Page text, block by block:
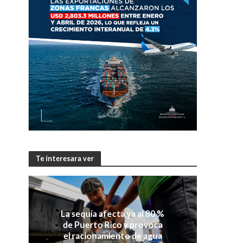
Te interesara ver
La sequía afecta ya al 80 %
de Puerto Rico y provoca
el racionamiento de agua